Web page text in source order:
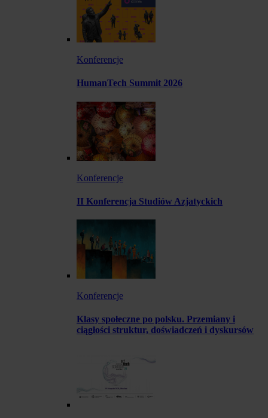
Konferencje
HumanTech Summit 2026
Konferencje
II Konferencja Studiów Azjatyckich
Konferencje
Klasy społeczne po polsku. Przemiany i
ciągłości struktur, doświadczeń i dyskursów